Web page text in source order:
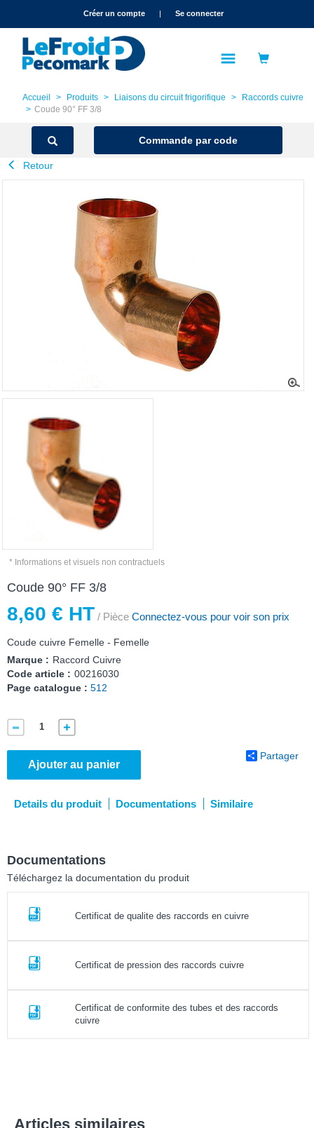
text.skipToNavigationCréer un compte | Se connecter
Accueil Produits Liaisons du circuit frigorifique
Raccords cuivre
Coude 90° FF 3/8
Commande par code
Retour
* Informations et visuels non contractuels
Coude 90° FF 3/8
8,60 € HT / Pièce Connectez-vous pour voir son prix
Coude cuivre Femelle - Femelle
Marque : Raccord Cuivre
Code article : 00216030
Page catalogue : 512
Ajouter au panier
Partager
Details du produit Documentations Similaire
Documentations
Téléchargez la documentation du produit
Certificat de qualite des raccords en cuivre
Certificat de pression des raccords cuivre
Certificat de conformite des tubes et des raccords
cuivre
Articles similaires